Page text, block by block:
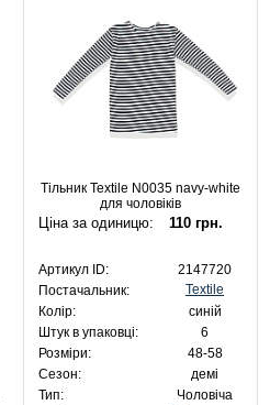
Тільник Textile N0035 navy-white
для чоловіків
Ціна за одиницю: 110 грн.
Артикул ID:
2147720
Постачальник:
Textile
Колір:
синій
Штук в упаковці:
6
Розміри:
48-58
Сезон:
демі
Тип:
Чоловіча